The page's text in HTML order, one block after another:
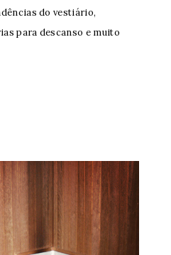
do vestiário,
para descanso e muito